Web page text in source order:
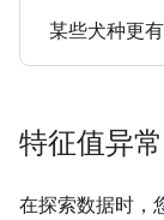
某些犬种更
特征值异常
在探索数据时，